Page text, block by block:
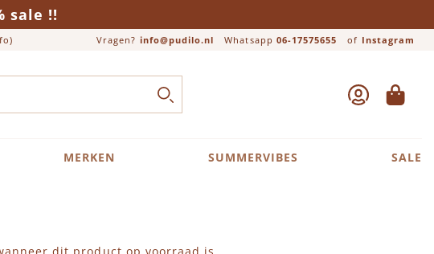
sale !!
Vragen? info@pudilo.nl Whatsapp 06-17575655 of Instagram
Close search
ZOEK ACCOUNT
MERKEN SUMMERVIBES SALE